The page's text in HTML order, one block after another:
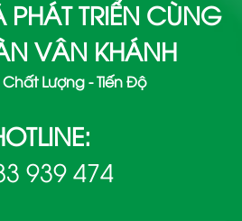
PHÁT TRIỂN CÙNG
VÂN KHÁNH
Chất Lượng - Tiến Độ
939 474